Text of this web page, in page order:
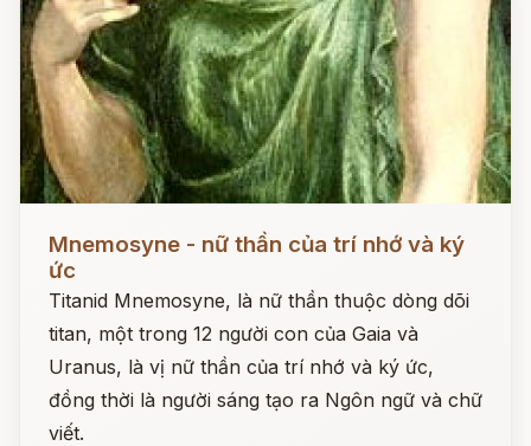
Mnemosyne - nữ thần của trí nhớ và ký
ức
Titanid Mnemosyne, là nữ thần thuộc dòng dõi
titan, một trong 12 người con của Gaia và
Uranus, là vị nữ thần của trí nhớ và ký ức,
đồng thời là người sáng tạo ra Ngôn ngữ và chữ
viết.